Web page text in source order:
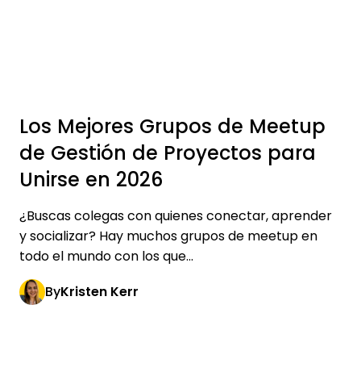
Los Mejores Grupos de Meetup
de Gestión de Proyectos para
Unirse en 2026
¿Buscas colegas con quienes conectar, aprender
y socializar? Hay muchos grupos de meetup en
todo el mundo con los que...
ByKristen Kerr